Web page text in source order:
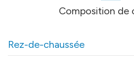
Composition de
Rez-de-chaussée